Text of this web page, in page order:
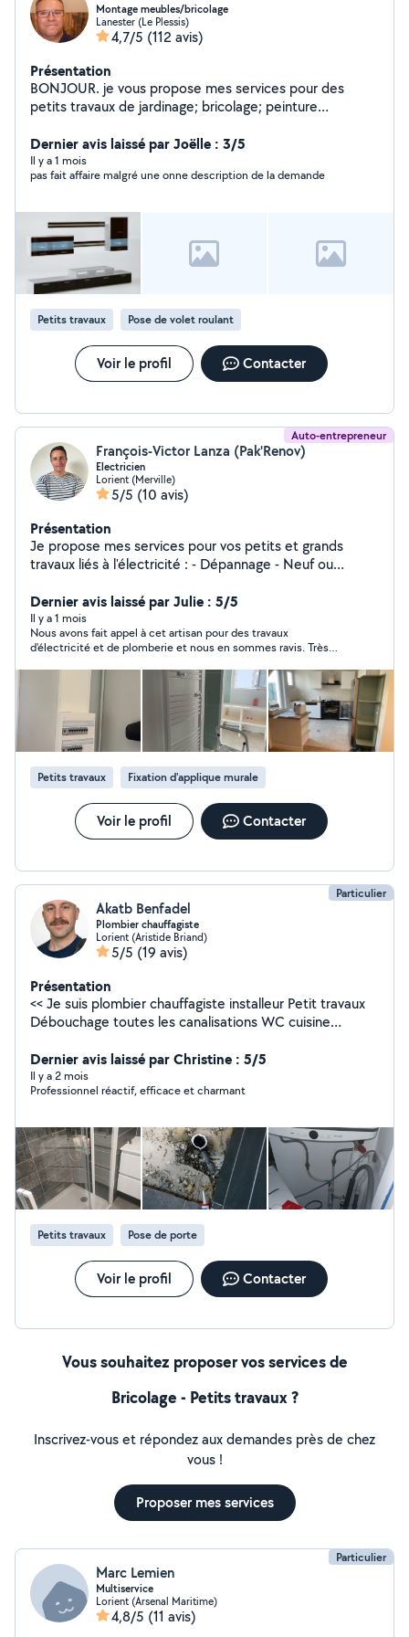
Montage meubles/bricolage
Lanester (Le Plessis)
4,7/5 (112 avis)
Présentation
BONJOUR. je vous propose mes services pour des
petits travaux de jardinage; bricolage; peinture
Dernier avis laissé par Joëlle : 3/5
Il y a 1 mois
pas fait affaire malgré une onne description de la demande
Petits travaux Pose de volet roulant
Voir le profil Contacter
Auto-entrepreneur
François-Victor Lanza (Pak'Renov)
Electricien
Lorient (Merville)
5/5 (10 avis)
Présentation
Je propose mes services pour vos petits et grands
travaux liés à l'électricité : - Dépannage - Neuf ou
bricoleur, je peux aussi vous accompagner dans bien
d'autres projets, n'hésitez pas à me contacter !
Dernier avis laissé par Julie : 5/5
Il y a 1 mois
Nous avons fait appel à cet artisan pour des travaux
d'électricité et de plomberie et nous en sommes ravis. Très
Nous le recommandons les yeux fermés !
Petits travaux Fixation d'applique murale
Voir le profil Contacter
Particulier
Akatb Benfadel
Plombier chauffagiste
Lorient (Aristide Briand)
5/5 (19 avis)
Présentation
<< Je suis plombier chauffagiste installeur Petit travaux
Débouchage toutes les canalisations WC cuisine
sanitaires Réparation chaudière et le radiateur et le
chauffe-bains et le cumulus exetera Montage et
démontage et réparation les climatisation Montage et
cordialement
Dernier avis laissé par Christine : 5/5
Il y a 2 mois
Professionnel réactif, efficace et charmant
Petits travaux Pose de porte
Voir le profil Contacter
Vous souhaitez proposer vos services de
Bricolage - Petits travaux ?
Inscrivez-vous et répondez aux demandes près de chez
vous !
Proposer mes services
Particulier
Marc Lemien
Multiservice
Lorient (Arsenal Maritime)
4,8/5 (11 avis)